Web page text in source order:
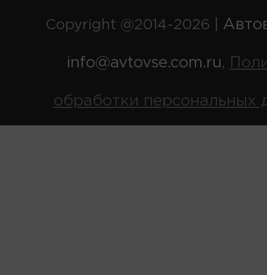
Copyright @2014-2026 |
info@avtovse.com.ru,
обработки персональных